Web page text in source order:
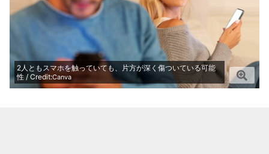
2人ともスマホを触っていても、片方が深く傷ついている可能
性 / Credit:Canva